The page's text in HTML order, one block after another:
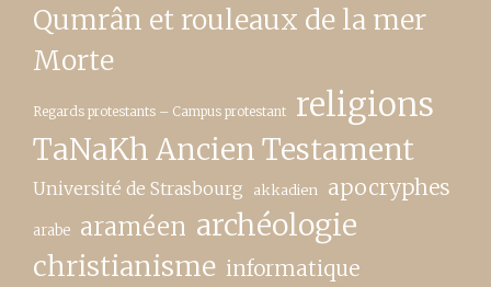
Qumrân et rouleaux de la mer
Morte
Regards protestants – Campus protestant religions
TaNaKh Ancien Testament
Université de Strasbourg akkadien apocryphes
arabe araméen archéologie
christianisme informatique